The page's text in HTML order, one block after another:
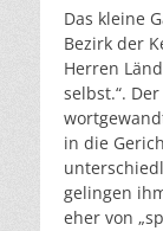
Das kleine
Bezirk der
Herren
selbst.“.
in die
gelingen
eher von